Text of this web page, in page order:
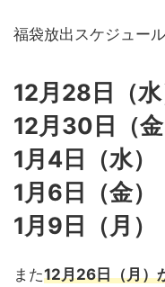
福袋放出スケジュー
12月28日（水
12月30日（金
1月4日（水）
1月6日（金）
1月9日（月）
また12月26日（月）